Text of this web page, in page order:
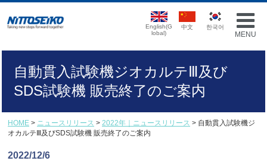
MENU
English(G
lobal)
中文 한국어
自動貫入試験機ジオカルテⅢ及び
SDS試験機 販売終了のご案内
HOME > ニュースリリース > 2022年｜ニュースリリース > 自動貫入試験機ジ
オカルテⅢ及びSDS試験機 販売終了のご案内
2022/12/6